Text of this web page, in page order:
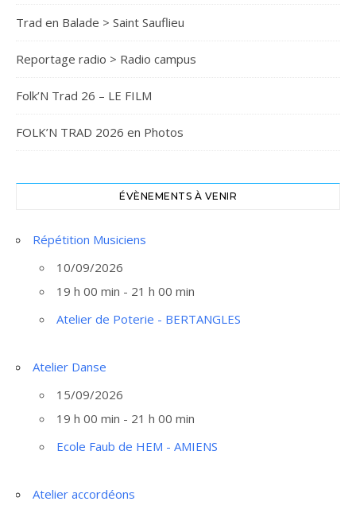
Trad en Balade > Saint Sauflieu
Reportage radio > Radio campus
Folk’N Trad 26 – LE FILM
FOLK’N TRAD 2026 en Photos
ÉVÈNEMENTS À VENIR
Répétition Musiciens
10/09/2026
19 h 00 min - 21 h 00 min
Atelier de Poterie - BERTANGLES
Atelier Danse
15/09/2026
19 h 00 min - 21 h 00 min
Ecole Faub de HEM - AMIENS
Atelier accordéons